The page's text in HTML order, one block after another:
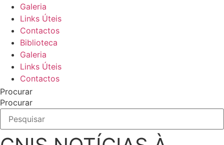
Galeria
Links Úteis
Contactos
Biblioteca
Galeria
Links Úteis
Contactos
Procurar
Procurar